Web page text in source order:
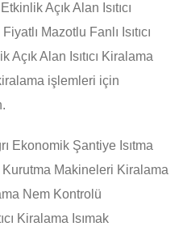
Açık Alan Isıtıcı
Mazotlu Fanlı Isıtıcı
Alan Isıtıcı Kiralama
kiralama işlemleri için
Ekonomik Şantiye Isıtma
Makineleri Kiralama
Nem Kontrolü
Kiralama Isımak